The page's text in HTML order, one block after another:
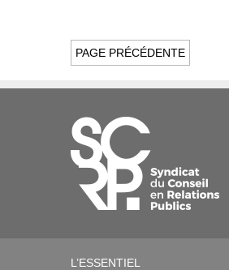
PAGE PRÉCÉDENTE
L’ESSENTIEL